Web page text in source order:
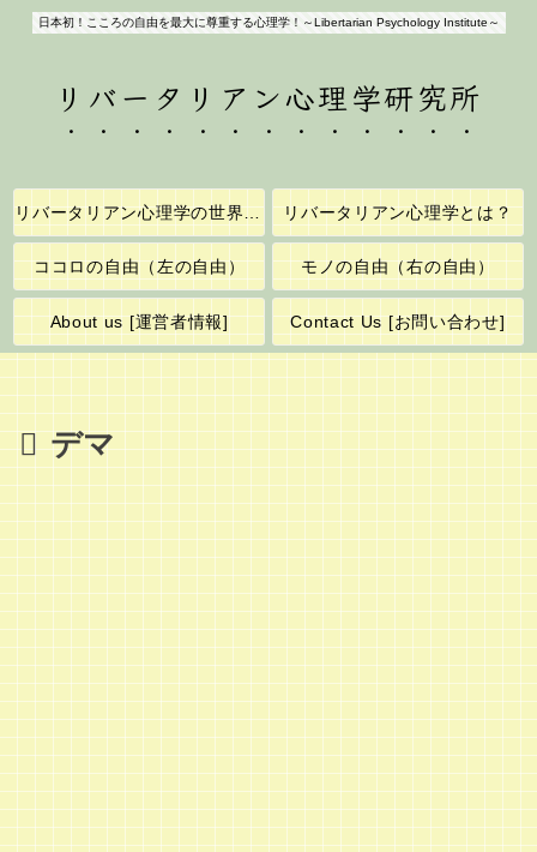
日本初！こころの自由を最大に尊重する心理学！～Libertarian Psychology Institute～
リバータリアン心理学研究所
リバータリアン心理学の世界へようこそ！ リバータリアン心理学とは？
ココロの自由（左の自由） モノの自由（右の自由）
About us [運営者情報] Contact Us [お問い合わせ]
デマ